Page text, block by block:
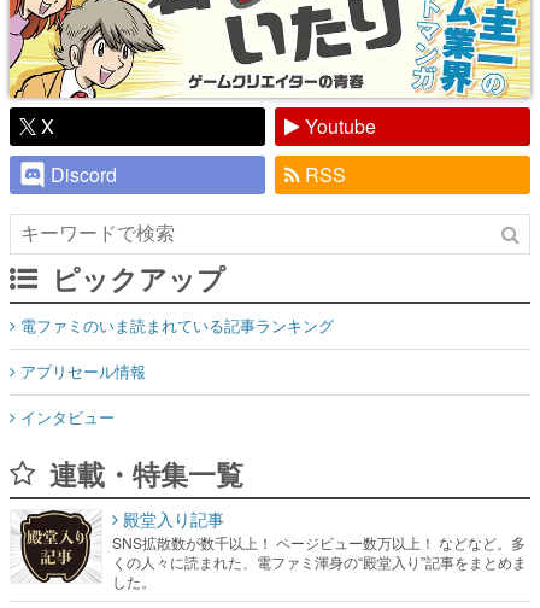
X
Youtube
Discord
RSS
ピックアップ
電ファミのいま読まれている記事ランキング
アプリセール情報
インタビュー
連載・特集一覧
殿堂入り記事
SNS拡散数が数千以上！ ページビュー数万以上！ などなど。多
くの人々に読まれた、電ファミ渾身の“殿堂入り”記事をまとめま
した。